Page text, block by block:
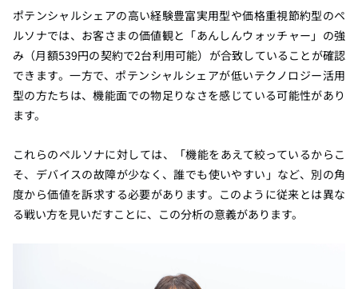
ポテンシャルシェアの高い経験豊富実用型や価格重視節約型のペ
ルソナでは、お客さまの価値観と「あんしんウォッチャー」の強
み（月額539円の契約で2台利用可能）が合致していることが確認
できます。一方で、ポテンシャルシェアが低いテクノロジー活用
型の方たちは、機能面での物足りなさを感じている可能性があり
ます。
これらのペルソナに対しては、「機能をあえて絞っているからこ
そ、デバイスの故障が少なく、誰でも使いやすい」など、別の角
度から価値を訴求する必要があります。このように従来とは異な
る戦い方を見いだすことに、この分析の意義があります。